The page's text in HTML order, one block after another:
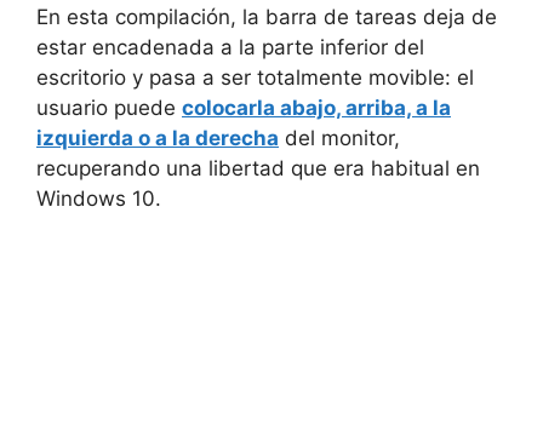
En esta compilación, la barra de tareas deja de
estar encadenada a la parte inferior del
escritorio y pasa a ser totalmente movible: el
usuario puede colocarla abajo, arriba, a la
izquierda o a la derecha del monitor,
recuperando una libertad que era habitual en
Windows 10.